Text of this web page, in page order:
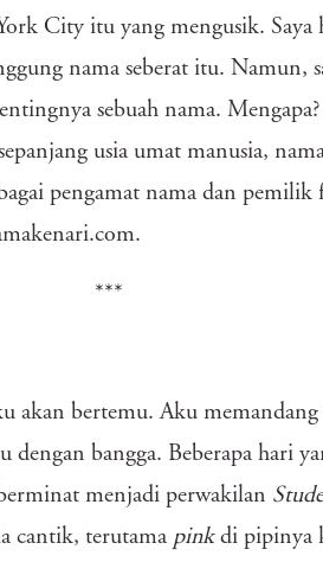
City itu yang mengusik.
nama seberat itu. Namun,
sebuah nama.
usia umat manusia,
pengamat nama dan
***
akan bertemu. Aku
bangga. Beberapa hari
menjadi perwakilan
cantik, terutama pink di pipinya